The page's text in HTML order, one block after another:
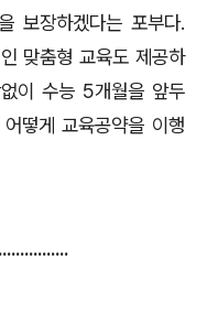
보장하겠다는 포부다.
맞춤형 교육도 제공하
이 수능 5개월을 앞두
떻게 교육공약을 이행